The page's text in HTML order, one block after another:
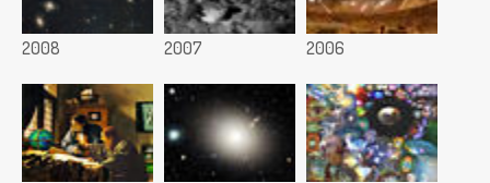
2008 2007 2006